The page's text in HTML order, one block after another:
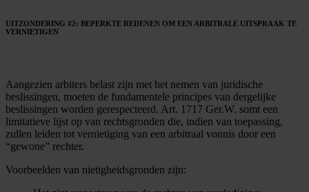
UITZONDERING #2: BEPERKTE REDENEN OM EEN ARBITRALE UITSPRAAK TE
VERNIETIGEN
Aangezien arbiters belast zijn met het nemen van juridische
beslissingen, moeten de fundamentele principes van dergelijke
beslissingen worden gerespecteerd. Art. 1717 Ger.W. somt een
limitatieve lijst op van rechtsgronden die, indien van toepassing,
zullen leiden tot vernietiging van een arbitraal vonnis door een
“gewone” rechter.
Voorbeelden van nietigheidsgronden zijn: